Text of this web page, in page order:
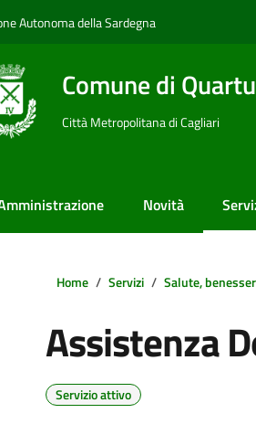
Autonoma della Sardegna
Comune di
Città Metropolitana di Cagliari
Novità
Home Servizi Salute,
Assistenza
Servizio attivo